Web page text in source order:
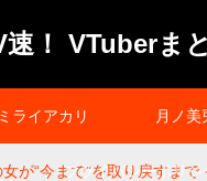
速！ VTuberま
ミライアカリ 月ノ美
プライバシーポリシ
が“今まで”を取り戻すまで